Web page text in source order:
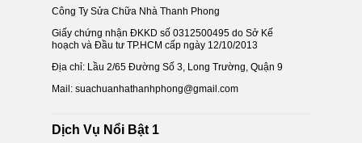
Công Ty Sửa Chữa Nhà Thanh Phong
Giấy chứng nhận ĐKKD số 0312500495 do Sở Kế
hoạch và Đầu tư TP.HCM cấp ngày 12/10/2013
Địa chỉ: Lầu 2/65 Đường Số 3, Long Trường, Quận 9
Mail: suachuanhathanhphong@gmail.com
Dịch Vụ Nổi Bật 1